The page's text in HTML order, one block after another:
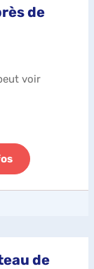
de
voir
de